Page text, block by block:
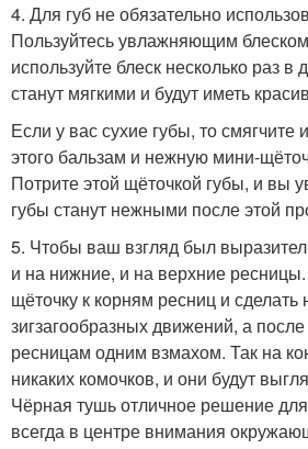
4. Для губ не обязательно
Пользуйтесь увлажняющим
используйте блеск несколько раз
станут мягкими и будут иметь
Если у вас сухие губы, то смягчите
этого бальзам и нежную мини-
Потрите этой щёточкой губы, и вы
губы станут нежными после этой
5. Чтобы ваш взгляд был
и на нижние, и на верхние
щёточку к корням ресниц и сделать
зигзагообразных движений, а
ресницам одним взмахом. Так на
никаких комочков, и они будут
Чёрная тушь отличное решение
всегда в центре внимания